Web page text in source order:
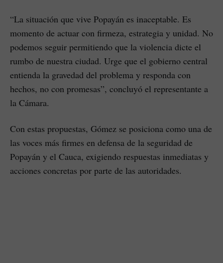
“La situación que vive Popayán es inaceptable. Es
momento de actuar con firmeza, estrategia y unidad. No
podemos seguir permitiendo que la violencia dicte el
rumbo de nuestra ciudad. Urge que el gobierno central
entienda la gravedad del problema y responda con
hechos, no con promesas”, concluyó el representante a
la Cámara.
Con estas propuestas, Gómez se posiciona como una de
las voces más firmes en defensa de la seguridad de
Popayán y el Cauca, exigiendo respuestas inmediatas y
acciones concretas por parte de las autoridades.